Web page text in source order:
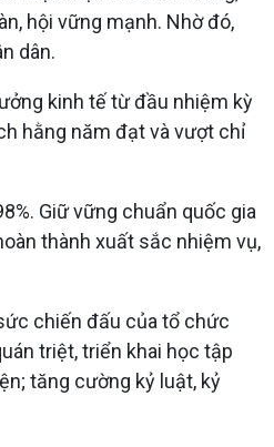
hội vững mạnh. Nhờ đó,
dân.
kinh tế từ đầu nhiệm kỳ
hằng năm đạt và vượt chỉ
Giữ vững chuẩn quốc gia
thành xuất sắc nhiệm vụ,
chiến đấu của tổ chức
triệt, triển khai học tập
tăng cường kỷ luật, kỷ